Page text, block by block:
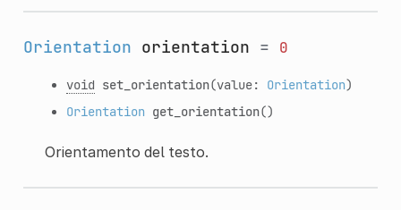
Orientation orientation = 0
void set_orientation(value: Orientation)
Orientation get_orientation()
Orientamento del testo.